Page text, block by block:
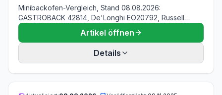
Minibackofen-Vergleich, Stand 08.08.2026:
GASTROBACK 42814, De'Longhi EO20792, Russell
Hobbs 26680-56, TZS First Austria 10 L und HOMCOM 9
L — mit Temperaturobergrenze je Gerät, einer
Rechnung zur Belastbarkeit der Sternebewertungen
und dem Anschlusswert am 16-Ampere-Stromkreis.
Artikel öffnen
Details